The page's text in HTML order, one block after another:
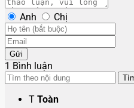
Anh Chị
Gửi
1 Bình luận
T Toàn